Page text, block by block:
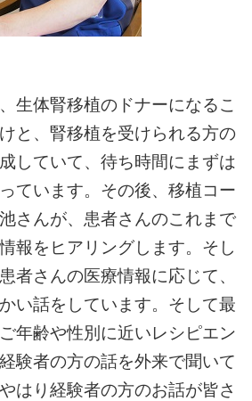
生体腎移植のドナーになるこ
と、腎移植を受けられる方の
していて、待ち時間にまずは
ています。その後、移植コー
さんが、患者さんのこれまで
報をヒアリングします。そし
者さんの医療情報に応じて、
い話をしています。そして最
年齢や性別に近いレシピエン
験者の方の話を外来で聞いて
はり経験者の方のお話が皆さ